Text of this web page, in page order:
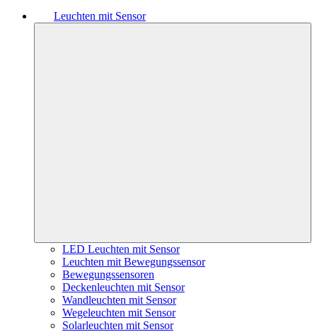
Leuchten mit Sensor
LED Leuchten mit Sensor
Leuchten mit Bewegungssensor
Bewegungssensoren
Deckenleuchten mit Sensor
Wandleuchten mit Sensor
Wegeleuchten mit Sensor
Solarleuchten mit Sensor